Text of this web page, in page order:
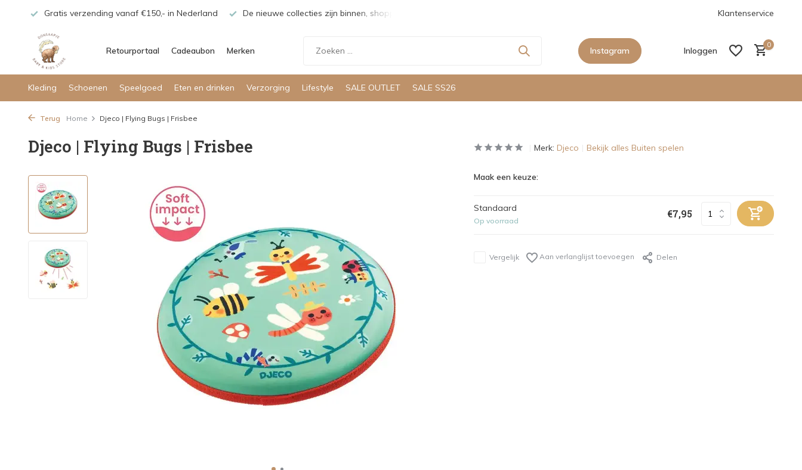
Gratis verzending vanaf €150,- in Nederland De nieuwe collecties zijn binnen, shoppen maar! De nieuwe collecties zijn binnen,
Klantenservice
Retourportaal Cadeaubon Merken Instagram Inloggen
0
Kleding Schoenen Speelgoed Eten en drinken Verzorging Lifestyle SALE OUTLET SALE SS26
Terug Home Djeco | Flying Bugs | Frisbee
Djeco | Flying Bugs | Frisbee Merk: Djeco Bekijk alles Buiten spelen
Maak een keuze:
Standaard
Op voorraad
€7,95
Vergelijk Aan verlanglijst toevoegen Delen